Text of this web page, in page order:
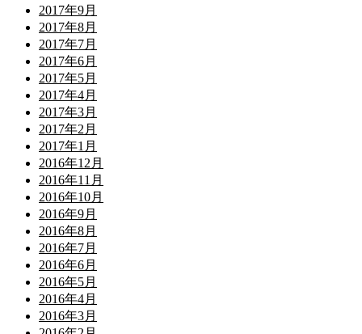
2017年9月
2017年8月
2017年7月
2017年6月
2017年5月
2017年4月
2017年3月
2017年2月
2017年1月
2016年12月
2016年11月
2016年10月
2016年9月
2016年8月
2016年7月
2016年6月
2016年5月
2016年4月
2016年3月